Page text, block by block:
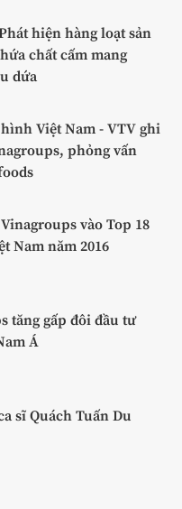
hiện hàng loạt sản
chất cấm mang
dứa
Việt Nam - VTV ghi
phỏng vấn
vào Top 18
Nam năm 2016
tăng gấp đôi đầu tư
Á
sĩ Quách Tuấn Du